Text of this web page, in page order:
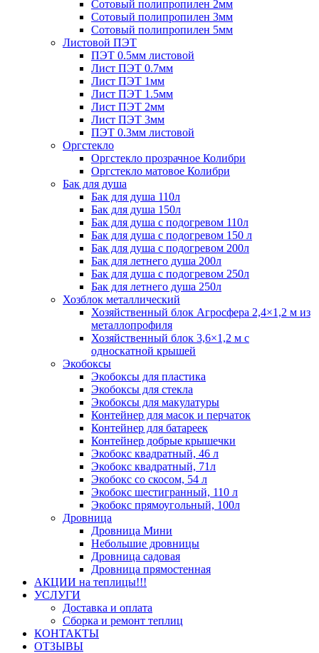
Сотовый полипропилен 2мм
Сотовый полипропилен 3мм
Сотовый полипропилен 5мм
Листовой ПЭТ
ПЭТ 0.5мм листовой
Лист ПЭТ 0.7мм
Лист ПЭТ 1мм
Лист ПЭТ 1.5мм
Лист ПЭТ 2мм
Лист ПЭТ 3мм
ПЭТ 0.3мм листовой
Оргстекло
Оргстекло прозрачное Колибри
Оргстекло матовое Колибри
Бак для душа
Бак для душа 110л
Бак для душа 150л
Бак для душа с подогревом 110л
Бак для душа с подогревом 150 л
Бак для душа с подогревом 200л
Бак для летнего душа 200л
Бак для душа с подогревом 250л
Бак для летнего душа 250л
Хозблок металлический
Хозяйственный блок Агросфера 2,4×1,2 м из
металлопрофиля
Хозяйственный блок 3,6×1,2 м с
односкатной крышей
Экобоксы
Экобоксы для пластика
Экобоксы для стекла
Экобоксы для макулатуры
Контейнер для масок и перчаток
Контейнер для батареек
Контейнер добрые крышечки
Экобокс квадратный, 46 л
Экобокс квадратный, 71л
Экобокс со скосом, 54 л
Экобокс шестигранный, 110 л
Экобокс прямоугольный, 100л
Дровница
Дровница Мини
Небольшие дровницы
Дровница садовая
Дровница прямостенная
АКЦИИ на теплицы!!!
УСЛУГИ
Доставка и оплата
Сборка и ремонт теплиц
КОНТАКТЫ
ОТЗЫВЫ